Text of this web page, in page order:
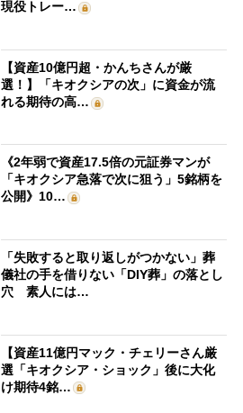
現役トレー…
【資産10億円超・かんちさんが厳
選！】「キオクシアの次」に資金が流
れる期待の高…
《2年弱で資産17.5倍の元証券マンが
「キオクシア急落で次に狙う」5銘柄を
公開》10…
「失敗すると取り返しがつかない」葬
儀社の手を借りない「DIY葬」の落とし
穴 素人には…
【資産11億円マック・チェリーさん厳
選「キオクシア・ショック」後に大化
け期待4銘…